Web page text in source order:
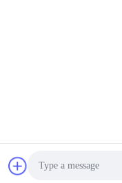
供者 著作権 2021-2026
CO.,LTD. す